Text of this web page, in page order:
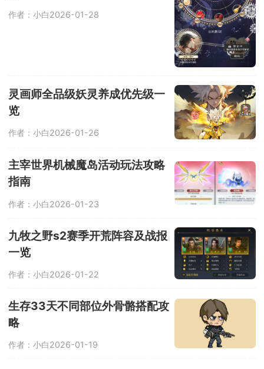
作者：小白2026-01-28
灵画师全品级妖灵养成优先级一
览
作者：小白2026-01-26
主宰世界机械魔岛活动玩法攻略
指南
作者：小白2026-01-23
九牧之野s2赛季开荒阵容及战报
一览
作者：小白2026-01-22
生存33天不同部位外骨骼搭配攻
略
作者：小白2026-01-19